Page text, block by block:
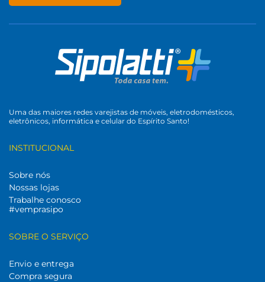
Uma das maiores redes varejistas de móveis, eletrodomésticos,
eletrônicos, informática e celular do Espírito Santo!
INSTITUCIONAL
Sobre nós
Nossas lojas
Trabalhe conosco
#vemprasipo
SOBRE O SERVIÇO
Envio e entrega
Compra segura